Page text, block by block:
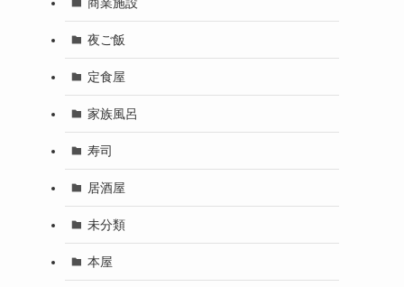
夜ご飯
定食屋
家族風呂
寿司
居酒屋
未分類
本屋